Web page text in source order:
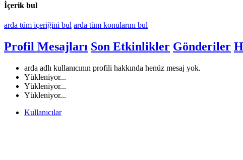
İçerik bul
arda tüm içeriğini bul arda tüm konularını bul
Profil Mesajları Son Etkinlikler Gönderiler
arda adlı kullanıcının profili hakkında henüz mesaj yok.
Yükleniyor...
Yükleniyor...
Yükleniyor...
Kullanıcılar